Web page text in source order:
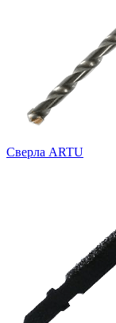
Cверла ARTU